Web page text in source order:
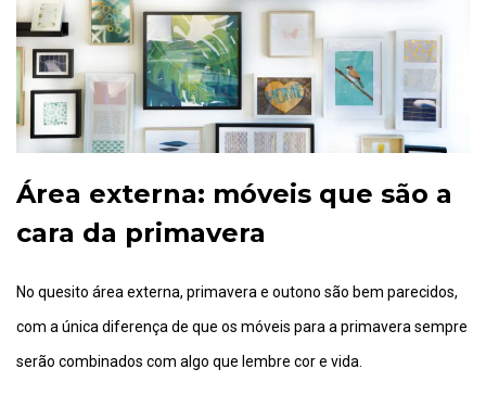
Área externa: móveis que são a
cara da primavera
No quesito área externa, primavera e outono são bem parecidos,
com a única diferença de que os móveis para a primavera sempre
serão combinados com algo que lembre cor e vida.